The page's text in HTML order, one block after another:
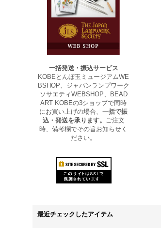
一括発送・振込サービス
KOBEとんぼ玉ミュージアムWE
BSHOP、ジャパンランプワーク
ソサエティWEBSHOP、BEAD
ART KOBEの3ショップで同時
にお買い上げの場合、一括で振
込・発送を承ります。 ご注文
時、備考欄でその旨お知らせく
ださい。
最近チェックしたアイテム